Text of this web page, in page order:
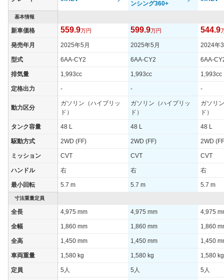
ンシング360+
基本情報
新車価格 559.9万円 599.9万円 544.9
発売年月 2025年5月 2025年5月 2024年
型式 6AA-CY2 6AA-CY2 6AA-
排気量 1,993cc 1,993cc 1,993cc
定格出力 - - -
動力区分
ガソリン（ハイブリッ
ド）
ガソリン（ハイブリッ
ド）
ガソリ
ド）
タンク容量 48 L 48 L 48 L
駆動方式 2WD (FF) 2WD (FF) 2WD
ミッション CVT CVT CVT
ハンドル 右 右 右
最小回転 5.7 m 5.7 m 5.7 m
寸法重量定員
全長 4,975 mm 4,975 mm 4,975
全幅 1,860 mm 1,860 mm 1,860
全高 1,450 mm 1,450 mm 1,450
車両重量 1,580 kg 1,580 kg 1,580 kg
定員 5人 5人 5人